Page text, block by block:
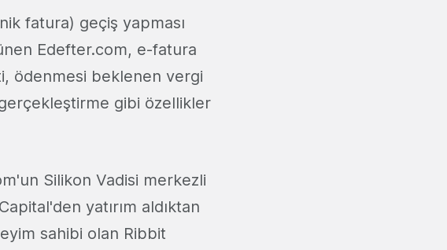
fatura) geçiş yapması
Edefter.com, e-fatura
ödenmesi beklenen vergi
gibi özellikler
Silikon Vadisi merkezli
yatırım aldıktan
sahibi olan Ribbit